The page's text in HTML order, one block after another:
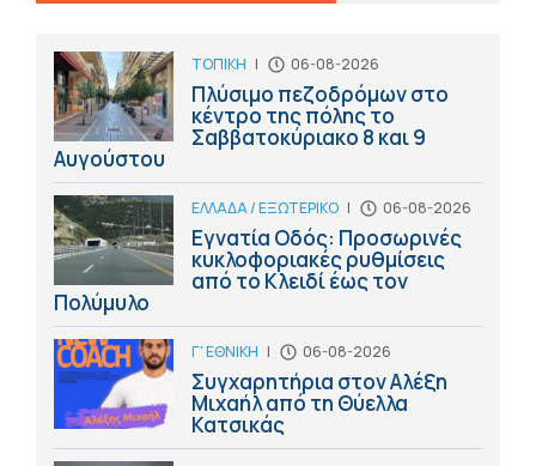
ΤΟΠΙΚΗ | 06-08-2026
Πλύσιμο πεζοδρόμων στο
κέντρο της πόλης το
Σαββατοκύριακο 8 και 9
Αυγούστου
ΕΛΛΑΔΑ / ΕΞΩΤΕΡΙΚΟ | 06-08-2026
Εγνατία Οδός: Προσωρινές
κυκλοφοριακές ρυθμίσεις
από το Κλειδί έως τον
Πολύμυλο
Γ' ΕΘΝΙΚΗ | 06-08-2026
Συγχαρητήρια στον Αλέξη
Μιχαήλ από τη Θύελλα
Κατσικάς